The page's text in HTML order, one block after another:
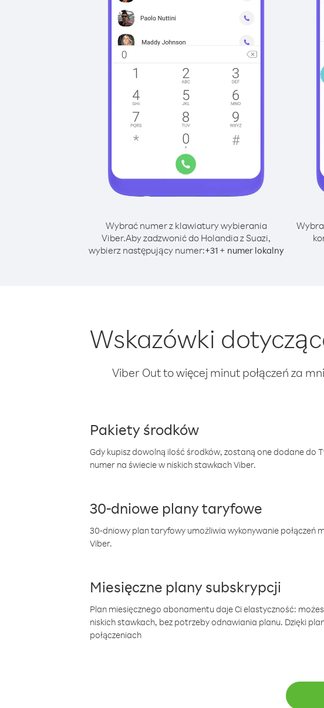
Wybrać numer z klawiatury wybierania
Viber.Aby zadzwonić do Holandia z Suazi,
wybierz następujący numer:+31+ numer lokalny
Wskazówki
Viber Out to więcej minut połączeń za
Pakiety środków
Gdy kupisz dowolną ilość środków, zostaną one dodane do
numer na świecie w niskich stawkach Viber.
30-dniowe plany taryfowe
30-dniowy plan taryfowy umożliwia wykonywanie połączeń
Viber.
Miesięczne plany subskrypcji
Plan miesięcznego abonamentu daje Ci elastyczność:
niskich stawkach, bez potrzeby odnawiania planu. Dzięki
połączeniach